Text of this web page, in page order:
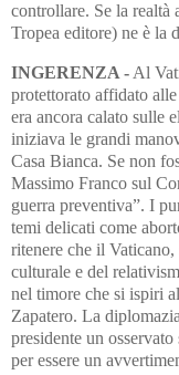
controllare. Se la
Tropea editore) ne è la
INGERENZA - Al
protettorato affidato
era ancora calato sulle
iniziava le grandi
Casa Bianca. Se non
Massimo Franco sul
guerra preventiva”. I
temi delicati come
ritenere che il
culturale e del
nel timore che si ispiri
Zapatero. La
presidente un
per essere un